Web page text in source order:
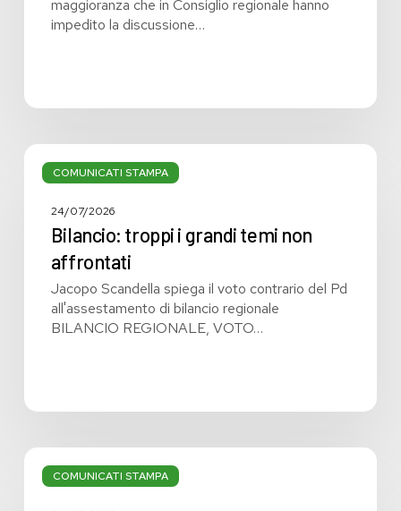
maggioranza che in Consiglio regionale hanno
impedito la discussione…
COMUNICATI STAMPA
Bilancio:
troppi
grandi
affrontati
24/07/2026
Bilancio: troppi i grandi temi non
affrontati
Jacopo Scandella spiega il voto contrario del Pd
all'assestamento di bilancio regionale
BILANCIO REGIONALE, VOTO…
COMUNICATI STAMPA
Bilancio
regionale: